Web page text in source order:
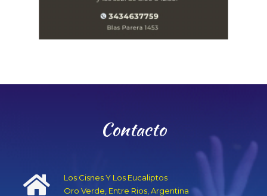
Contacto
Los Cisnes Y Los Eucaliptos
Oro Verde, Entre Rios, Argentina